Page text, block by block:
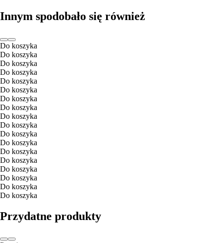
Innym spodobało się również
Do koszyka
Do koszyka
Do koszyka
Do koszyka
Do koszyka
Do koszyka
Do koszyka
Do koszyka
Do koszyka
Do koszyka
Do koszyka
Do koszyka
Do koszyka
Do koszyka
Do koszyka
Do koszyka
Do koszyka
Do koszyka
Przydatne produkty